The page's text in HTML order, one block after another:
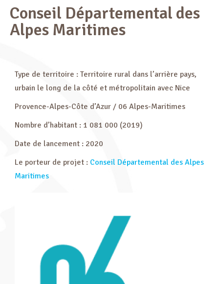
Conseil Départemental des
Alpes Maritimes
Type de territoire : Territoire rural dans l’arrière pays,
urbain le long de la côté et métropolitain avec Nice
Provence-Alpes-Côte d’Azur / 06 Alpes-Maritimes
Nombre d’habitant : 1 081 000 (2019)
Date de lancement : 2020
Le porteur de projet : Conseil Départemental des Alpes
Maritimes